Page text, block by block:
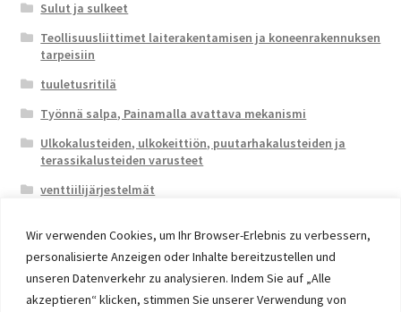
Wir verwenden Cookies, um Ihr Browser-Erlebnis zu verbessern,
personalisierte Anzeigen oder Inhalte bereitzustellen und
unseren Datenverkehr zu analysieren. Indem Sie auf „Alle
akzeptieren“ klicken, stimmen Sie unserer Verwendung von
Sulut ja sulkeet
Teollisuusliittimet laiterakentamisen ja koneenrakennuksen
tarpeisiin
tuuletusritilä
Työnnä salpa, Painamalla avattava mekanismi
Ulkokalusteiden, ulkokeittiön, puutarhakalusteiden ja
terassikalusteiden varusteet
venttiilijärjestelmät